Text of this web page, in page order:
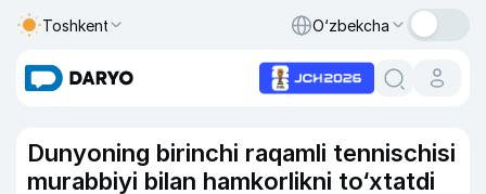
Toshkent O‘zbekcha
Dunyoning birinchi raqamli tennischisi
murabbiyi bilan hamkorlikni to‘xtatdi